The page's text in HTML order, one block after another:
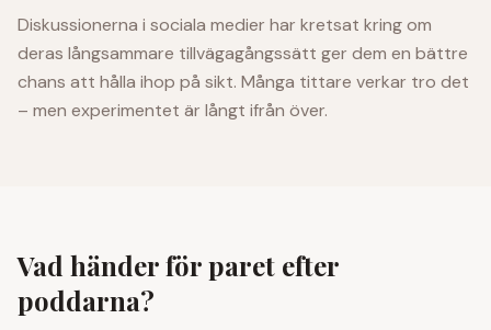
Diskussionerna i sociala medier har kretsat kring om
deras långsammare tillvägagångssätt ger dem en bättre
chans att hålla ihop på sikt. Många tittare verkar tro det
– men experimentet är långt ifrån över.
Vad händer för paret efter
poddarna?